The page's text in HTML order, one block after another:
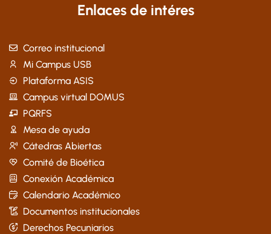
Enlaces de intéres
Correo institucional
Mi Campus USB
Plataforma ASIS
Campus virtual DOMUS
PQRFS
Mesa de ayuda
Cátedras Abiertas
Comité de Bioética
Conexión Académica
Calendario Académico
Documentos institucionales
Derechos Pecuniarios